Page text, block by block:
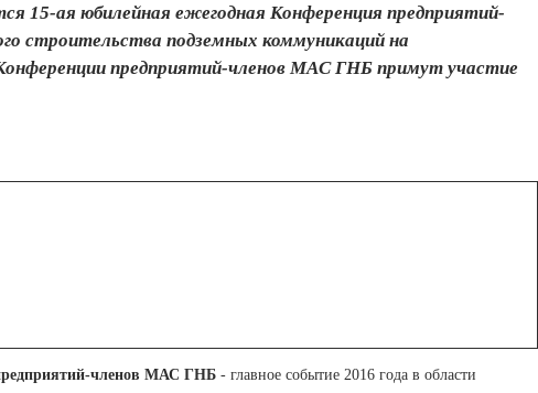
15-ая юбилейная ежегодная Конференция предприятий-
строительства подземных коммуникаций на
предприятий-членов МАС ГНБ примут участие
членов МАС ГНБ - главное событие 2016 года в области